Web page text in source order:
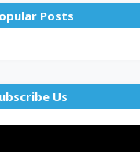
Posts
Us